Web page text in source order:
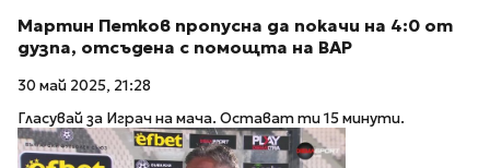
Мартин Петков пропусна да покачи на 4:0 от
дузпа, отсъдена с помощта на ВАР
30 май 2025, 21:28
Гласувай за Играч на мача. Остават ти 15 минути.